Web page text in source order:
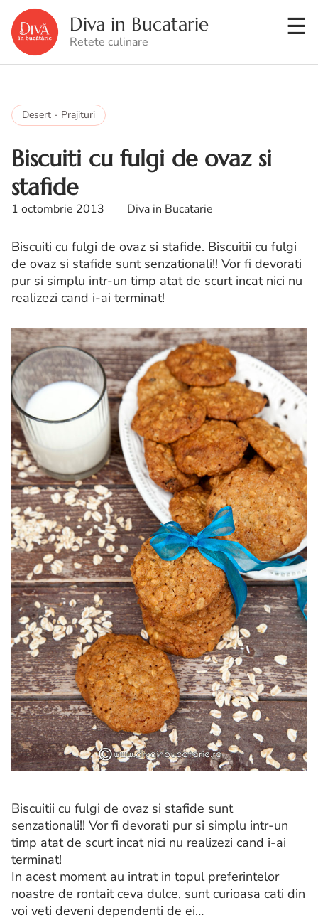
Diva in Bucatarie
Retete culinare
Desert - Prajituri
Biscuiti cu fulgi de ovaz si
stafide
1 octombrie 2013 Diva in Bucatarie
Biscuiti cu fulgi de ovaz si stafide. Biscuitii cu fulgi
de ovaz si stafide sunt senzationali!! Vor fi devorati
pur si simplu intr-un timp atat de scurt incat nici nu
realizezi cand i-ai terminat!
Biscuitii cu fulgi de ovaz si stafide sunt
senzationali!! Vor fi devorati pur si simplu intr-un
timp atat de scurt incat nici nu realizezi cand i-ai
terminat!
In acest moment au intrat in topul preferintelor
noastre de rontait ceva dulce, sunt curioasa cati din
voi veti deveni dependenti de ei…